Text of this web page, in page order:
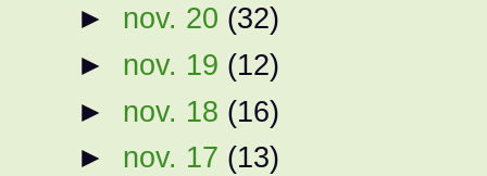
► nov. 20 (32)
► nov. 19 (12)
► nov. 18 (16)
► nov. 17 (13)